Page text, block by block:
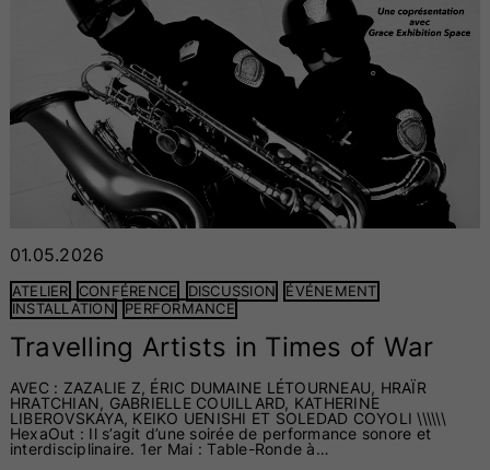
01.05.2026
ATELIER CONFÉRENCE DISCUSSION
ÉVÉNEMENT
INSTALLATION
PERFORMANCE
Travelling Artists in Times of War
AVEC : ZAZALIE Z, ÉRIC DUMAINE LÉTOURNEAU, HRAÏR
HRATCHIAN, GABRIELLE COUILLARD, KATHERINE
LIBEROVSKAYA, KEIKO UENISHI ET SOLEDAD COYOLI \\\\\\
HexaOut : Il s’agit d’une soirée de performance sonore et
interdisciplinaire. 1er Mai : Table-Ronde à…